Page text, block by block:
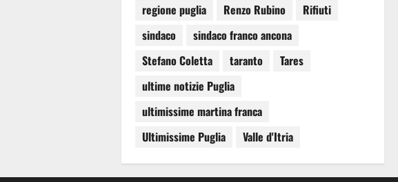
regione puglia
Renzo Rubino
Rifiuti
sindaco
sindaco franco ancona
Stefano Coletta
taranto
Tares
ultime notizie Puglia
ultimissime martina franca
Ultimissime Puglia
Valle d'Itria